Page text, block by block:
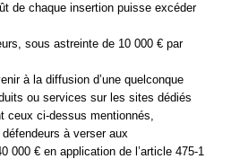
de chaque insertion puisse excéder
sous astreinte de 10 000 € par
à la diffusion d’une quelconque
ou services sur les sites dédiés
ceux ci-dessus mentionnés,
à verser aux
000 € en application de l’article 475-1